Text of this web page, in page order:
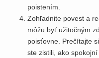
poistením.
Zohľadnite povest a
môžu byť užitočným
poisťovne. Prečítajte
ste zistili, ako